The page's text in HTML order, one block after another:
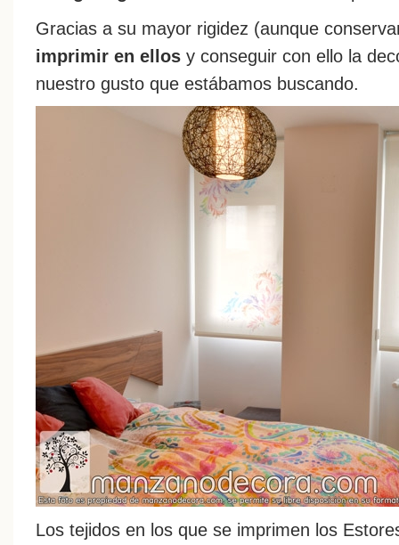
Gracias a su mayor rigidez (aunque
imprimir en ellos y conseguir con ello la
nuestro gusto que estábamos buscando.
Los tejidos en los que se imprimen los